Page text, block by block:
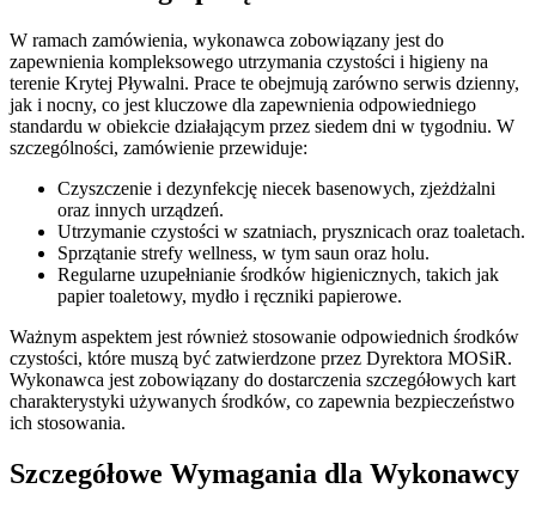
W ramach zamówienia, wykonawca zobowiązany jest do
zapewnienia kompleksowego utrzymania czystości i higieny na
terenie Krytej Pływalni. Prace te obejmują zarówno serwis dzienny,
jak i nocny, co jest kluczowe dla zapewnienia odpowiedniego
standardu w obiekcie działającym przez siedem dni w tygodniu. W
szczególności, zamówienie przewiduje:
Czyszczenie i dezynfekcję niecek basenowych, zjeżdżalni
oraz innych urządzeń.
Utrzymanie czystości w szatniach, prysznicach oraz toaletach.
Sprzątanie strefy wellness, w tym saun oraz holu.
Regularne uzupełnianie środków higienicznych, takich jak
papier toaletowy, mydło i ręczniki papierowe.
Ważnym aspektem jest również stosowanie odpowiednich środków
czystości, które muszą być zatwierdzone przez Dyrektora MOSiR.
Wykonawca jest zobowiązany do dostarczenia szczegółowych kart
charakterystyki używanych środków, co zapewnia bezpieczeństwo
ich stosowania.
Szczegółowe Wymagania dla Wykonawcy